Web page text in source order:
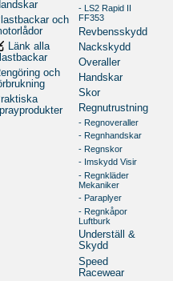
och
Länk alla
och
- LS2 Rapid II
FF353
Revbensskydd
Nackskydd
Overaller
Handskar
Skor
Regnutrustning
- Regnoveraller
- Regnhandskar
- Regnskor
- Imskydd Visir
- Regnkläder
Mekaniker
- Paraplyer
- Regnkåpor
Luftburk
Underställ &
Skydd
Speed
Racewear